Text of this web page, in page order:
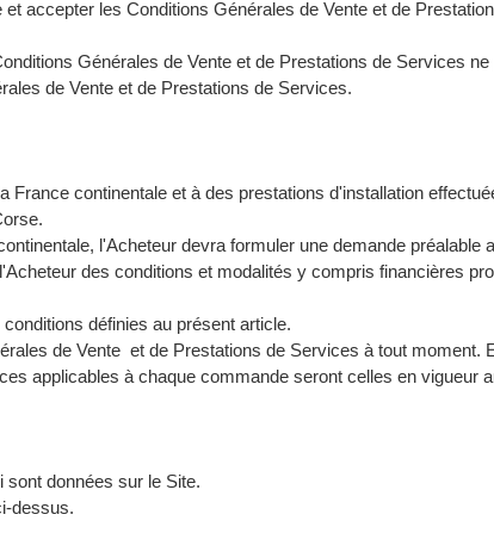
accepter les Conditions Générales de Vente et de
Générales de Vente et de Prestations de Services
de Vente et de Prestations de Services.
continentale et à des prestations d'installation
l'Acheteur devra formuler une demande préalable
des conditions et modalités y compris financières
définies au présent article.
de Vente et de Prestations de Services à tout moment.
applicables à chaque commande seront celles en vigueur
données sur le Site.
dessus.